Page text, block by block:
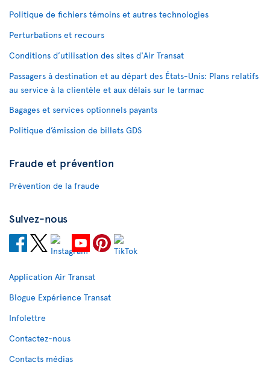
Politique de fichiers témoins et autres technologies
Perturbations et recours
Conditions d’utilisation des sites d'Air Transat
Passagers à destination et au départ des États-Unis: Plans relatifs
au service à la clientèle et aux délais sur le tarmac
Bagages et services optionnels payants
Politique d’émission de billets GDS
Fraude et prévention
Prévention de la fraude
Suivez-nous
Application Air Transat
Blogue Expérience Transat
Infolettre
Contactez-nous
Contacts médias